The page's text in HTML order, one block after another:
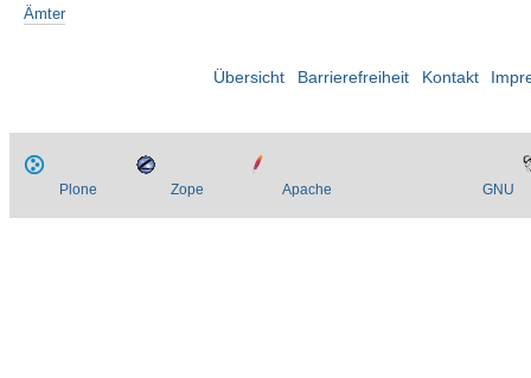
Ämter
Übersicht Barrierefreiheit Kontakt
Plone Zope Apache GNU